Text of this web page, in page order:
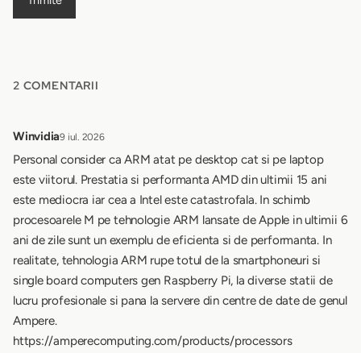
2 COMENTARII
Winvidia9 iul. 2026
Personal consider ca ARM atat pe desktop cat si pe laptop
este viitorul. Prestatia si performanta AMD din ultimii 15 ani
este mediocra iar cea a Intel este catastrofala. In schimb
procesoarele M pe tehnologie ARM lansate de Apple in ultimii 6
ani de zile sunt un exemplu de eficienta si de performanta. In
realitate, tehnologia ARM rupe totul de la smartphoneuri si
single board computers gen Raspberry Pi, la diverse statii de
lucru profesionale si pana la servere din centre de date de genul
Ampere.
https://amperecomputing.com/products/processors